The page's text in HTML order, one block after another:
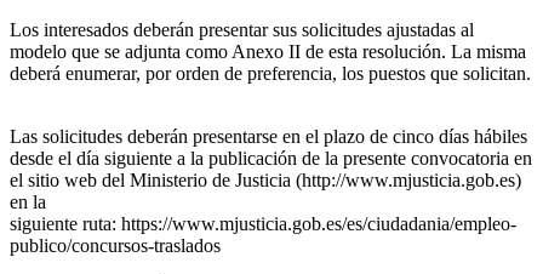
Los interesados deberán presentar sus solicitudes ajustadas al
modelo que se adjunta como Anexo II de esta resolución. La misma
deberá enumerar, por orden de preferencia, los puestos que solicitan.
Las solicitudes deberán presentarse en el plazo de cinco días hábiles
desde el día siguiente a la publicación de la presente convocatoria en
el sitio web del Ministerio de Justicia (http://www.mjusticia.gob.es)
en la
siguiente ruta: https://www.mjusticia.gob.es/es/ciudadania/empleo-
publico/concursos-traslados